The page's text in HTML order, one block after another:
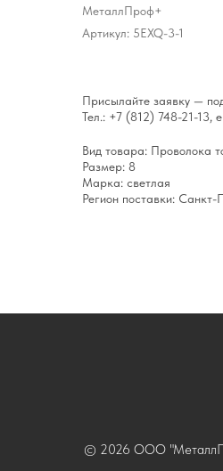
МеталлПроф+
Артикул: 5EXQ-3-1
Присылайте заявку —
Тел.: +7 (812) 748-21-13,
Вид товара: Проволока
Размер: 8
Марка: светлая
Регион поставки: Санкт-
© 2026 ООО